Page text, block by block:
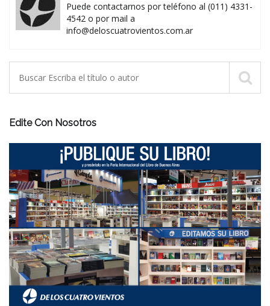
Puede contactarnos por teléfono al (011) 4331-
4542 o por mail a
info@deloscuatrovientos.com.ar
Edite Con Nosotros